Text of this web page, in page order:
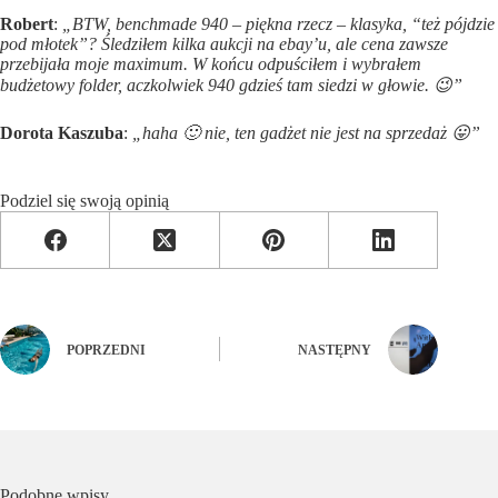
Robert:
„BTW, benchmade 940 – piękna rzecz – klasyka, “też pójdzie
pod młotek”? Śledziłem kilka aukcji na ebay’u, ale cena zawsze
przebijała moje maximum. W końcu odpuściłem i wybrałem
budżetowy folder, aczkolwiek 940 gdzieś tam siedzi w głowie. 😉”
Dorota Kaszuba: „haha 🙂 nie, ten gadżet nie jest na sprzedaż 😛”
Podziel się swoją opinią
POPRZEDNI NASTĘPNY